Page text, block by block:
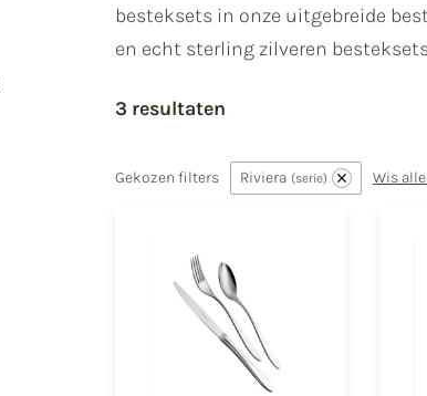
besteksets in onze uitgebreide
en echt sterling zilveren
3 resultaten
Gekozen filters Riviera serie Wis